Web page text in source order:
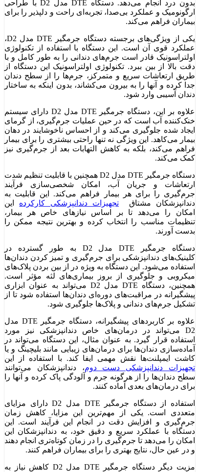
بدون درد انجام می‌دهد. دستگاه DTE مدل D2 با طراحی
ارگونومیک و عملکرد بی‌صدا، تجربه‌ای راحت و دلپذیر را برای
بیماران فراهم می‌کند.
یکی از ویژگی‌های برجسته دستگاه جرمگیر DTE مدل D2،
عملکرد قوی آن است. این دستگاه با استفاده از تکنولوژی
اولتراسونیک قادر است جرم‌های دندانی را به طور کامل و با
دقت بالا از بین ببرد. تکنولوژی اولتراسونیک این دستگاه از
طریق ارتعاشات سریع و متمرکز، جرم‌ها را از سطح دندان
جدا کرده و آنها را به بیرون می‌کشاند، بدون اینکه به ساختار
دندان آسیبی وارد شود.
علاوه بر این، دستگاه جرمگیر DTE مدل D2 دارای سیستم
خنک‌کننده آب است که در حین عملیات جرم‌گیری، از گرمای
ایجاد شده جلوگیری می‌کند و از احساس ناخوشایند در دهان
بیمار می‌کاهد. این ویژگی نه تنها راحتی بیشتری را برای بیمار
فراهم می‌کند، بلکه به کاهش التهابات بعد از جرم‌گیری نیز
کمک می‌کند.
دستگاه جرمگیر DTE مدل D2 همچنین با قابلیت تنظیم شدت
ارتعاشات و جریان آب، امکان شخصی‌سازی فرآیند
جرم‌گیری را برای هر بیمار فراهم می‌کند. این قابلیت به
دندانپزشکان مشتاق تجهیزات دندانپزشکی کارکرده این
امکان را می‌دهد تا بر اساس نیازهای خاص هر بیمار،
تنظیمات مناسب را انتخاب کرده و بهترین نتیجه ممکن را
بدست آورند.
دستگاه جرمگیر DTE مدل D2 به طور گسترده در
کلینیک‌های دندانپزشکی برای جرم‌گیری و تمیز کردن دندان‌ها
استفاده می‌شود. این دستگاه به ویژه در از بین بردن پلاک‌های
میکروبی و جلوگیری از بروز بیماری‌های لثه مؤثر است.
همچنین، دستگاه DTE مدل D2 می‌تواند به عنوان ابزاری
پیشگیرانه در مراقبت‌های دوره‌ای دندان‌ها استفاده شود تا از
تشکیل جرم‌های دندانی و پلاک‌ها جلوگیری شود.
علاوه بر کاربردهای پیشگیرانه، دستگاه جرمگیر DTE مدل
D2 می‌تواند در درمان‌های خاص دندانپزشکی نیز مورد
استفاده قرار گیرد. به عنوان مثال، این دستگاه می‌تواند در
آماده‌سازی دندان‌ها برای درمان‌های زیبایی مانند بلیچینگ و یا
کاشت ایمپلنت‌ها نقش مهمی ایفا کند. با استفاده از این
تجهیزات دندانپزشکی دست دوم، دندانپزشکان می‌توانند
سطح دندان‌ها را از هرگونه جرم و آلودگی پاک کرده و آنها را
برای درمان‌های بعدی آماده کنند.
استفاده از دستگاه جرمگیر DTE مدل D2 دارای مزایای
متعددی است. یکی از مهم‌ترین این مزایا، کاهش زمان
جرم‌گیری و افزایش دقت در انجام این فرآیند است. این
دستگاه با عملکرد سریع و دقیق خود، به دندانپزشکان این
امکان را می‌دهد تا جرم‌گیری را در زمان کوتاه‌تری انجام دهند
و در عین حال، نتایج بهتری را برای بیماران فراهم کنند.
مزیت دیگر دستگاه جرمگیر DTE مدل D2 کاهش نیاز به